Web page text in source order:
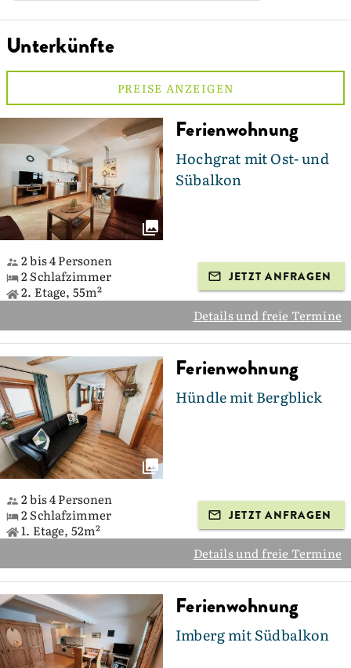
Unterkünfte
PREISE ANZEIGEN
Ferienwohnung
Hochgrat mit Ost- und
Sübalkon
2 bis 4 Personen
2 Schlafzimmer
2. Etage, 55m²
JETZT ANFRAGEN
Details und freie Termine
Ferienwohnung
Hündle mit Bergblick
2 bis 4 Personen
2 Schlafzimmer
1. Etage, 52m²
JETZT ANFRAGEN
Details und freie Termine
Ferienwohnung
Imberg mit Südbalkon